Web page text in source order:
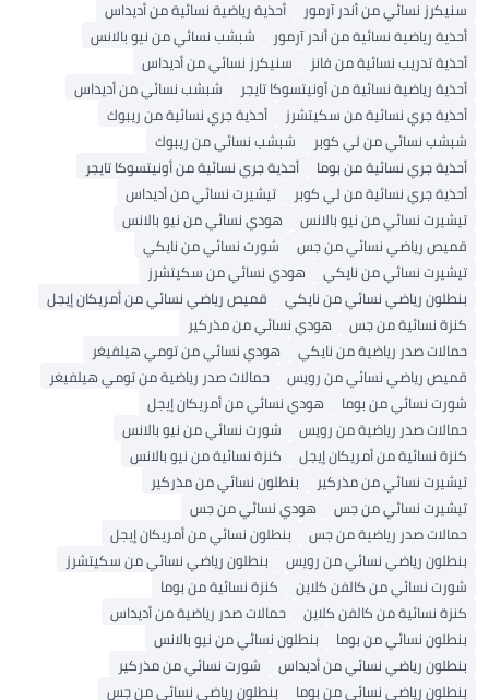
سنيكرز نسائي من أندر آرمور
أحذية رياضية نسائية من أديداس
أحذية رياضية نسائية من أندر آرمور
شبشب نسائي من نيو بالانس
أحذية تدريب نسائية من فانز
سنيكرز نسائي من أديداس
أحذية رياضية نسائية من أونيتسوكا تايجر
شبشب نسائي من أديداس
أحذية جري نسائية من سكيتشرز
أحذية جري نسائية من ريبوك
شبشب نسائي من لي كوبر
شبشب نسائي من ريبوك
أحذية جري نسائية من بوما
أحذية جري نسائية من أونيتسوكا تايجر
أحذية جري نسائية من لي كوبر
تيشيرت نسائي من أديداس
تيشيرت نسائي من نيو بالانس
هودي نسائي من نيو بالانس
قميص رياضي نسائي من جس
شورت نسائي من نايكي
تيشيرت نسائي من نايكي
هودي نسائي من سكيتشرز
بنطلون رياضي نسائي من نايكي
قميص رياضي نسائي من أمريكان إيجل
كنزة نسائية من جس
هودي نسائي من مذركير
حمالات صدر رياضية من نايكي
هودي نسائي من تومي هيلفيغر
قميص رياضي نسائي من رويس
حمالات صدر رياضية من تومي هيلفيغر
شورت نسائي من بوما
هودي نسائي من أمريكان إيجل
حمالات صدر رياضية من رويس
شورت نسائي من نيو بالانس
كنزة نسائية من أمريكان إيجل
كنزة نسائية من نيو بالانس
تيشيرت نسائي من مذركير
بنطلون نسائي من مذركير
تيشيرت نسائي من جس
هودي نسائي من جس
حمالات صدر رياضية من جس
بنطلون نسائي من أمريكان إيجل
بنطلون رياضي نسائي من رويس
بنطلون رياضي نسائي من سكيتشرز
شورت نسائي من كالفن كلاين
كنزة نسائية من بوما
كنزة نسائية من كالفن كلاين
حمالات صدر رياضية من أديداس
بنطلون نسائي من بوما
بنطلون نسائي من نيو بالانس
بنطلون رياضي نسائي من أديداس
شورت نسائي من مذركير
بنطلون رياضي نسائي من بوما
بنطلون رياضي نسائي من جس